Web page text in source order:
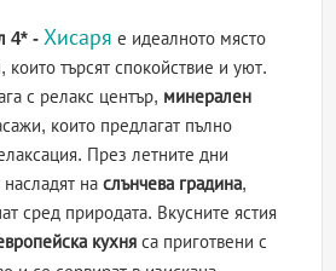
4* - Хисаря е идеалното място
които търсят спокойствие и уют.
с релакс център, минерален
които предлагат пълно
През летните дни
насладят наслънчева градина,
сред природата. Вкусните ястия
кухня са приготвени с